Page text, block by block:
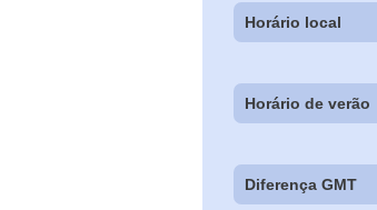
Horário local
Horário de verão
Diferença GMT